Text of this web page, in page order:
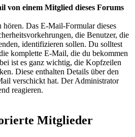
von einem Mitglied dieses Forums
hören. Das E-Mail-Formular dieses
die Benutzer, die
identifizieren sollen. Du solltest
komplette E-Mail, die du bekommen
ist es ganz wichtig, die Kopfzeilen
Diese enthalten Details über den
verschickt hat. Der Administrator
reagieren.
Mitglieder